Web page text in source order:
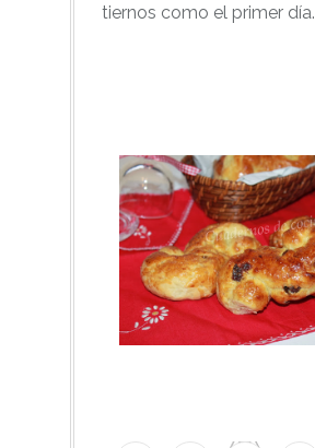
tiernos como el primer día.